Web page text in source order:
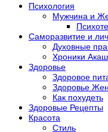
Психология
Мужчина и
Саморазвитие и
Духовные
Хроники
Здоровье
Здоровое
Здоровье
Как похудеть
Здоровые Рецепты
Красота
Стиль